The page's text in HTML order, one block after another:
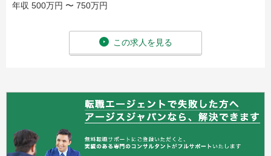
年収 500万円 〜 750万円
この求人を見る